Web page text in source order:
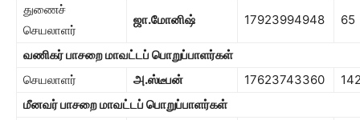
துணைச்
செயலாளர்
ஜா.மோனிஷ் 17923994948 65
வணிகர் பாசறைமாவட்டப் பொறுப்பாளர்கள்
செயலாளர்
அ.ஸ்டீபன் 17623743360
மீனவர் பாசறைமாவட்டப் பொறுப்பாளர்கள்